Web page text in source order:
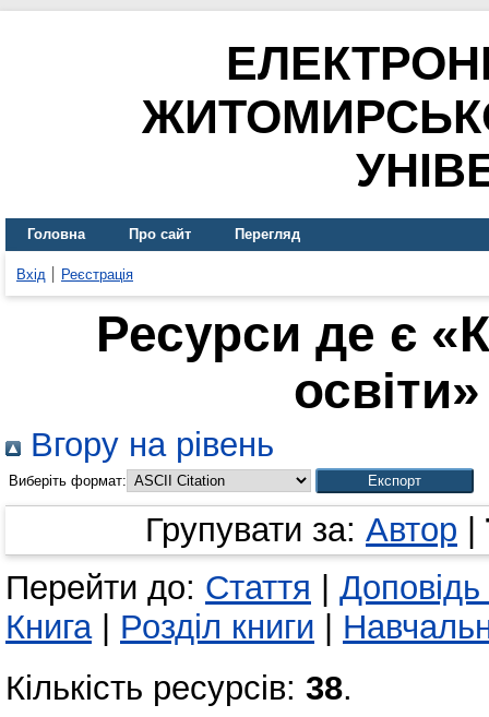
Головна Про сайт Перегляд
Вхід Реєстрація
Ресурси де є
Вгору на рівень
Виберіть формат:
Групувати за: Автор
Перейти до: Стаття
Книга| Розділ книги
Кількість ресурсів: 38.